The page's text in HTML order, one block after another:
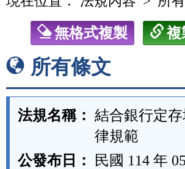
無格式複製 複
所有條文
法規名稱： 結合銀行定
律規範
公發布日：
民國 114 年